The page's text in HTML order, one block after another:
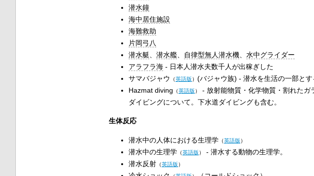
潜水鐘
海中居住施設
海難救助
片岡弓八
潜水艇
潜水艦、 自律型無人潜水機、 水中グライダー
アラフラ海- 日本人潜水夫数千人が出稼ぎした
サマバジャウ
（英語版） (バジャウ族) - 潜水を生活の一部と
Hazmat diving （英語版）
- 放射能物質・化学物質・割れた
ダイビングについて。下水道ダイビングも含む。
生体反応
潜水中の人体における生理学（英語版）
潜水中の生理学（英語版）
- 潜水する動物の生理学。
潜水反射（英語版）